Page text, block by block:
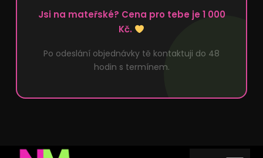
Jsi na mateřské? Cena pro tebe je 1 000
Kč.
Po odeslání objednávky tě kontaktuji do 48
hodin s termínem.